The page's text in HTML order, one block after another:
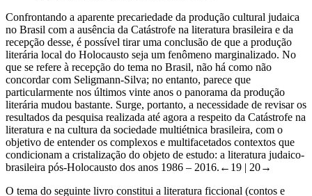
Confrontando a aparente precariedade da produção cultural judaica
no Brasil com a ausência da Catástrofe na literatura brasileira e da
recepção desse, é possível tirar uma conclusão de que a produção
literária local do Holocausto seja um fenômeno marginalizado. No
que se refere à recepção do tema no Brasil, não há como não
concordar com Seligmann-Silva; no entanto, parece que
particularmente nos últimos vinte anos o panorama da produção
literária mudou bastante. Surge, portanto, a necessidade de revisar os
resultados da pesquisa realizada até agora a respeito da Catástrofe na
literatura e na cultura da sociedade multiétnica brasileira, com o
objetivo de entender os complexos e multifacetados contextos que
condicionam a cristalização do objeto de estudo: a literatura judaico-